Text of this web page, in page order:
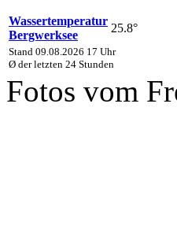
Wassertemperatur
Bergwerksee
25.8°
Stand 09.08.2026 17 Uhr
Ø der letzten 24 Stunden
Fotos vom